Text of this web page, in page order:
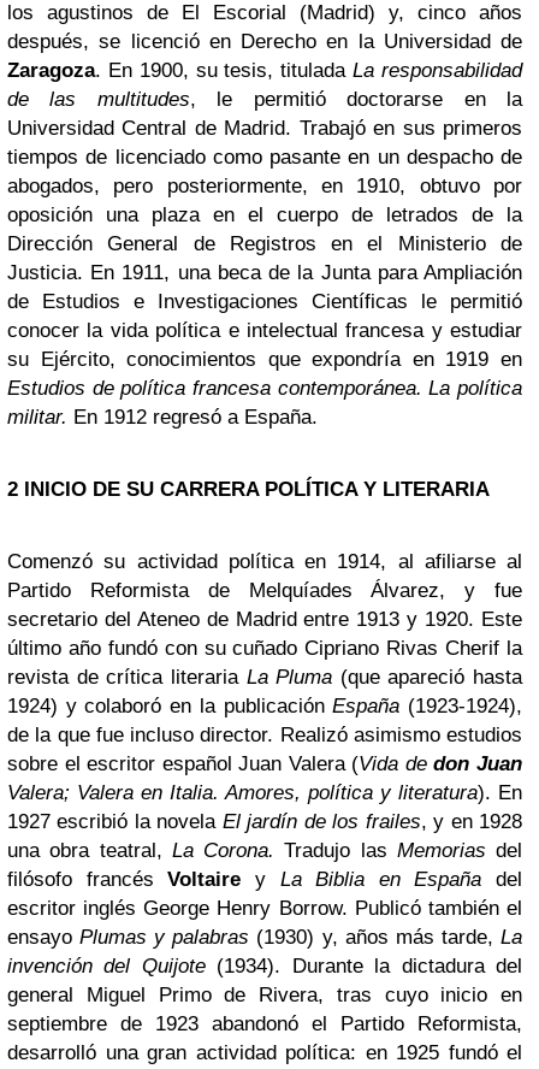
los agustinos de El Escorial (Madrid) y, cinco años
después, se licenció en Derecho en la Universidad de
Zaragoza. En 1900, su tesis, tituladaLa responsabilidad
de las multitudes, le permitió doctorarse en la
Universidad Central de Madrid. Trabajó en sus primeros
tiempos de licenciado como pasante en un despacho de
abogados, pero posteriormente, en 1910, obtuvo por
oposición una plaza en el cuerpo de letrados de la
Dirección General de Registros en el Ministerio de
Justicia. En 1911, una beca de la Junta para Ampliación
de Estudios e Investigaciones Científicas le permitió
conocer la vida política e intelectual francesa y estudiar
su Ejército, conocimientos que expondría en 1919 en
Estudios de política francesa contemporánea. La política
militar. En 1912 regresó a España.
2 INICIO DE SU CARRERA POLÍTICA Y LITERARIA
Comenzó su actividad política en 1914, al afiliarse al
Partido Reformista de Melquíades Álvarez, y fue
secretario del Ateneo de Madrid entre 1913 y 1920. Este
último año fundó con su cuñado Cipriano Rivas Cherif la
revista de crítica literaria La Pluma (que apareció hasta
1924) y colaboró en la publicaciónEspaña (1923-1924),
de la que fue incluso director. Realizó asimismo estudios
sobre el escritor español Juan Valera (Vida dedon Juan
Valera; Valera en Italia. Amores, política y literatura). En
1927 escribió la novela El jardín de los frailes, y en 1928
una obra teatral, La Corona. Tradujo las Memorias del
filósofo francésVoltaire y La Biblia en España del
escritor inglés George Henry Borrow. Publicó también el
ensayoPlumas y palabras (1930) y, años más tarde,La
invención del Quijote(1934).
Durante la dictadura del
general Miguel Primo de Rivera, tras cuyo inicio en
septiembre de 1923 abandonó el Partido Reformista,
desarrolló una gran actividad política: en 1925 fundó el